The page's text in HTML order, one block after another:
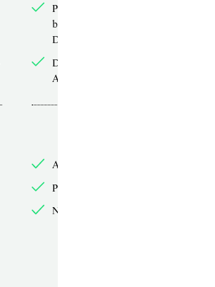
Persönliches Archiv mit allen
bereits erworbenen
Downloads
Die aktuelle IXYPSILONZETT-
Ausgabe
Anmelden per E-Mail
Persönliche Merklisten
Nur für Privatkunden